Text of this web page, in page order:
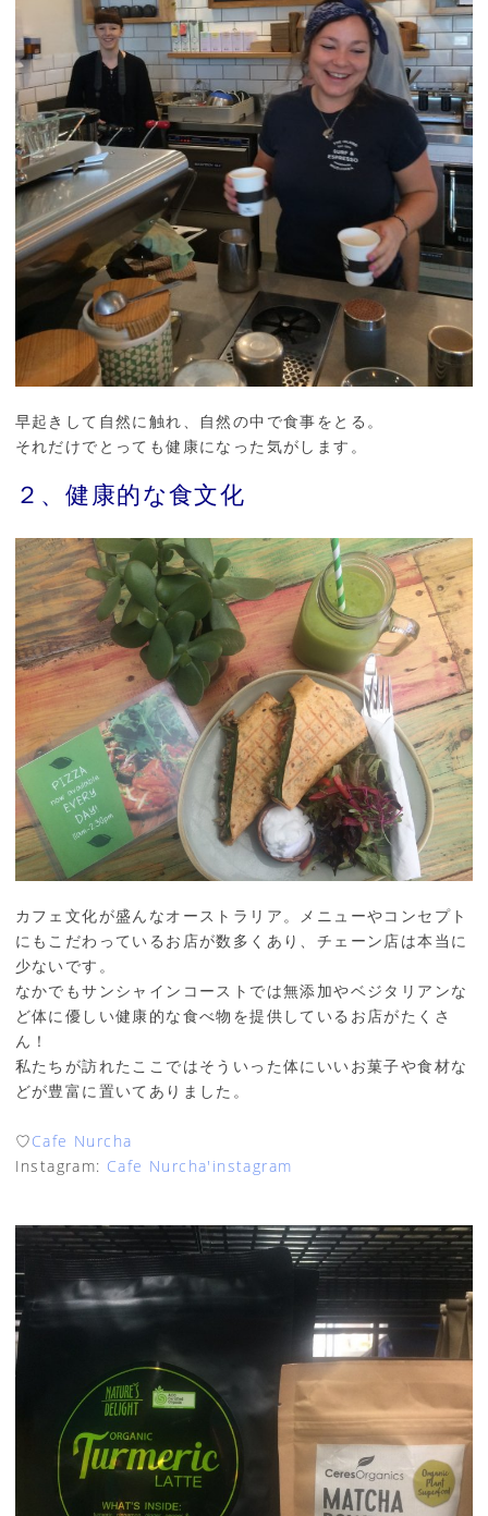
早起きして自然に触れ、自然の中で食事をとる。
それだけでとっても健康になった気がします。
２、健康的な食文化
カフェ文化が盛んなオーストラリア。メニューやコンセプト
にもこだわっているお店が数多くあり、チェーン店は本当に
少ないです。
なかでもサンシャインコーストでは無添加やベジタリアンな
ど体に優しい健康的な食べ物を提供しているお店がたくさ
ん！
私たちが訪れたここではそういった体にいいお菓子や食材な
どが豊富に置いてありました。
♡Cafe Nurcha
Instagram: Cafe Nurcha'instagram